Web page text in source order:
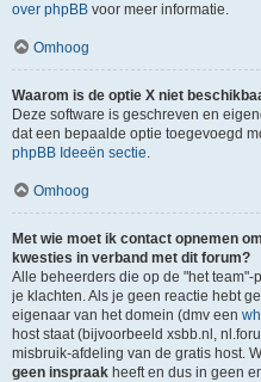
over phpBB voor meer informatie.
Omhoog
Waarom is de optie X niet
Deze software is geschreven en
dat een bepaalde optie toegevoegd
phpBB Ideeën sectie.
Omhoog
Met wie moet ik contact opnemen
kwesties in verband met dit forum?
Alle beheerders die op de "het
je klachten. Als je geen reactie hebt
eigenaar van het domein (dmv een
host staat (bijvoorbeeld xsbb.nl,
misbruik-afdeling van de gratis host.
geen inspraak heeft en dus in geen